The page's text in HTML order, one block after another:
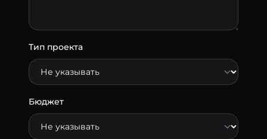
Тип проекта
Бюджет